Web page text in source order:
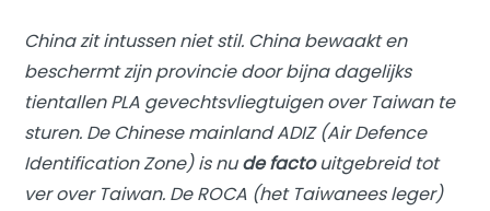
China zit intussen niet stil. China bewaakt en
beschermt zijn provincie door bijna dagelijks
tientallen PLA gevechtsvliegtuigen over Taiwan te
sturen. De Chinese mainland ADIZ (Air Defence
Identification Zone) is nude factouitgebreid tot
ver over Taiwan. De ROCA (het Taiwanees leger)